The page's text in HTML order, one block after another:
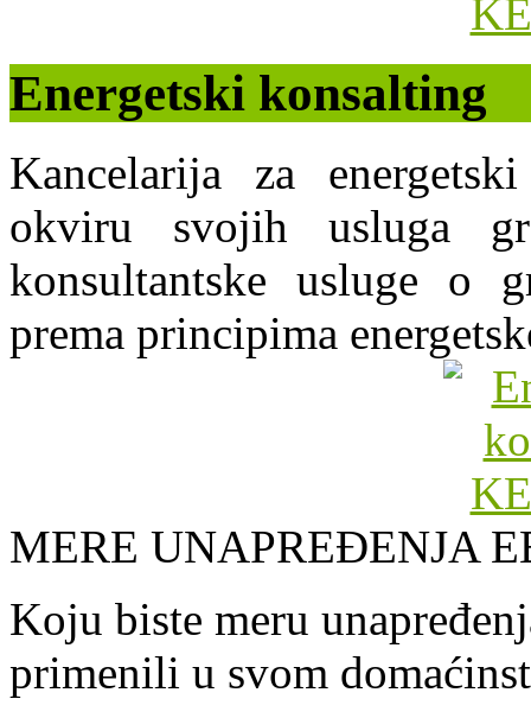
Energetski konsalting
Kancelarija za
okviru svojih usluga
konsultantske usluge o
prema principima
MERE UNAPREĐENJA
Koju biste meru
primenili u svom